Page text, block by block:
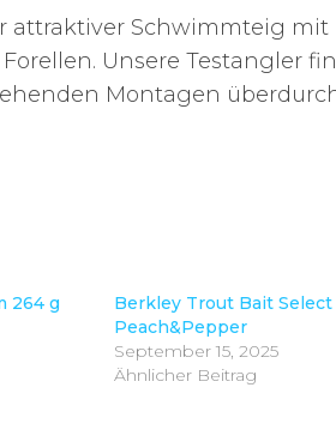
attraktiver Schwimmteig
Unsere Testangler
Montagen
264 g
Berkley Trout Bait Select
Peach&Pepper
September 15, 2025
Ähnlicher Beitrag